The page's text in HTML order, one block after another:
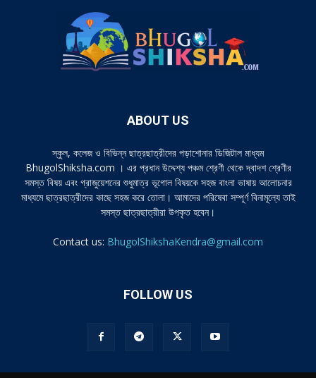
ABOUT US
স্কুল, কলেজ ও বিভিন্ন ছাত্রছাত্রীদের পড়াশোনার ডিজিটাল মাধ্যম
BhugolShiksha.com । এর প্রধান উদ্দেশ্য পঞ্চম শ্রেণী থেকে দ্বাদশ শ্রেণীর
সমস্ত বিষয় এবং গ্রাজুয়েশনের শুধুমাত্র ভূগোল বিষয়কে সহজ বাংলা ভাষায় আলোচনার
মাধ্যমে ছাত্রছাত্রীদের কাছে সহজ করে তোলা। আমাদের পরিষেবা সম্পূর্ণ বিনামূল্যে তাই
সমস্ত ছাত্রছাত্রীরা উপকৃত হবেন।
Contact us: BhugolShikshaKendra@gmail.com
FOLLOW US